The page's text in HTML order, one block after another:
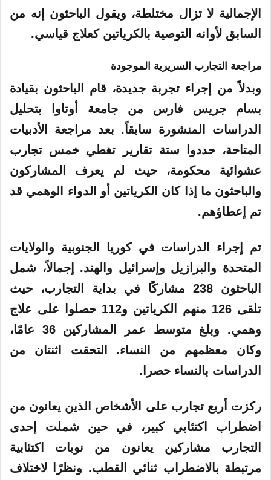
الإجمالية لا تزال مختلطة، ويقول الباحثون إنه من
السابق لأوانه التوصية بالكرياتين كعلاج قياسي.
مراجعة التجارب السريرية الموجودة
وبدلاً من إجراء تجربة جديدة، قام الباحثون بقيادة
بسام جريس فارس من جامعة أوتاوا بتحليل
الدراسات المنشورة سابقاً. بعد مراجعة الأدبيات
المتاحة، حددوا ستة تقارير تغطي خمس تجارب
عشوائية محكومة، حيث لم يعرف المشاركون
والباحثون ما إذا كان الكرياتين أو الدواء الوهمي قد
تم إعطاؤهم.
تم إجراء الدراسات في كوريا الجنوبية والولايات
المتحدة والبرازيل وإسرائيل والهند. إجمالاً، شمل
الباحثون 238 مشاركًا في بداية التجارب، حيث
تلقى 126 منهم الكرياتين و112 حصلوا على علاج
وهمي. وبلغ متوسط ​​عمر المشاركين 36 عامًا،
وكان معظمهم من النساء. التحقت اثنتان من
الدراسات بالنساء حصرا.
ركزت أربع تجارب على الأشخاص الذين يعانون من
اضطراب اكتئابي كبير، في حين شملت إحدى
التجارب مشاركين يعانون من نوبات اكتئابية
مرتبطة بالاضطراب ثنائي القطب. ونظرًا لاختلاف